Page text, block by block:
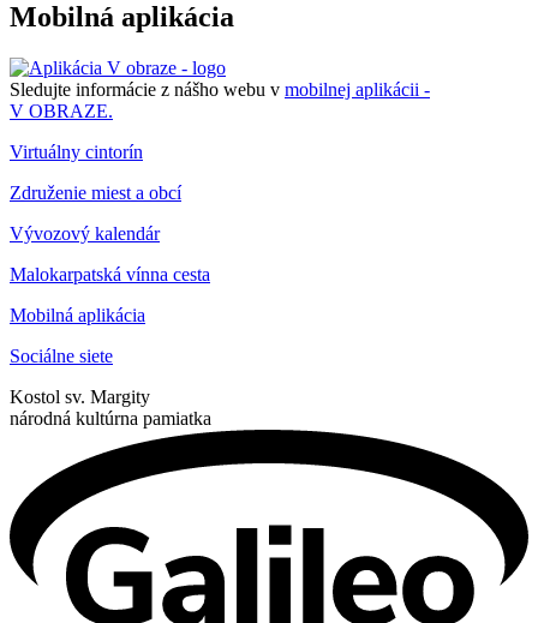
Mobilná aplikácia
Sledujte informácie z nášho webu v mobilnej aplikácii -
V OBRAZE.
Virtuálny cintorín
Združenie miest a obcí
Vývozový kalendár
Malokarpatská vínna cesta
Mobilná aplikácia
Sociálne siete
Kostol sv. Margity
národná kultúrna pamiatka